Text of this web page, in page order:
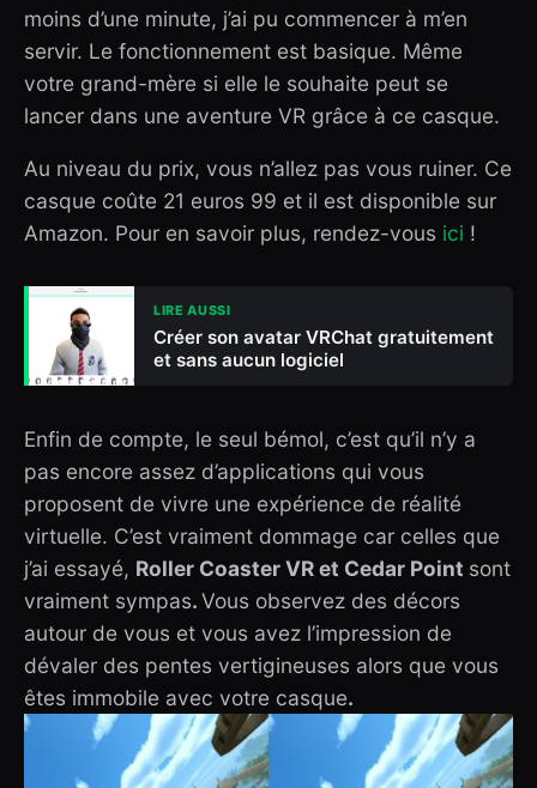
moins d’une minute, j’ai pu commencer à m’en
servir. Le fonctionnement est basique. Même
votre grand-mère si elle le souhaite peut se
lancer dans une aventure VR grâce à ce casque.
Au niveau du prix, vous n’allez pas vous ruiner. Ce
casque coûte 21 euros 99 et il est disponible sur
Amazon. Pour en savoir plus, rendez-vous ici !
LIRE AUSSI
Créer son avatar VRChat gratuitement
et sans aucun logiciel
Enfin de compte, le seul bémol, c’est qu’il n’y a
pas encore assez d’applications qui vous
proposent de vivre une expérience de réalité
virtuelle. C’est vraiment dommage car celles que
j’ai essayé, Roller Coaster VR et Cedar Point sont
vraiment sympas.Vous observez des décors
autour de vous et vous avez l’impression de
dévaler des pentes vertigineuses alors que vous
êtes immobile avec votre casque.